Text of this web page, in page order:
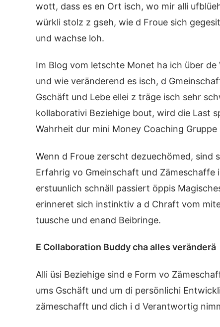
wott, dass es en Ort isch, wo mir alli
würkli stolz z gseh, wie d Froue sich
und wachse loh.
Im Blog vom letschte Monet ha ich über
und wie veränderend es isch, d
Gschäft und Lebe ellei z träge isch sehr
kollaborativi Beziehige bout, wird die Last
Wahrheit dur mini Money Coaching
Wenn d Froue zerscht dezuechömed, sind
Erfahrig vo Gmeinschaft und
erstuunlich schnäll passiert öppis
erinneret sich instinktiv a d Chraft vom
tuusche und enand Beibringe.
E Collaboration Buddy cha alles veränderä
Alli üsi Beziehige sind e Form vo
ums Gschäft und um di persönlichi
zämeschafft und dich i d Verantwortig